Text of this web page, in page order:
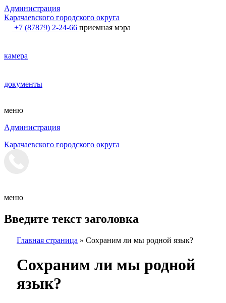
Администрация
Карачаевского городского округа
+7 (87879) 2-24-66 приемная мэра
камера
документы
меню
Администрация
Карачаевского городского округа
меню
Введите текст заголовка
Главная страница » Сохраним ли мы родной язык?
Сохраним ли мы родной
язык?